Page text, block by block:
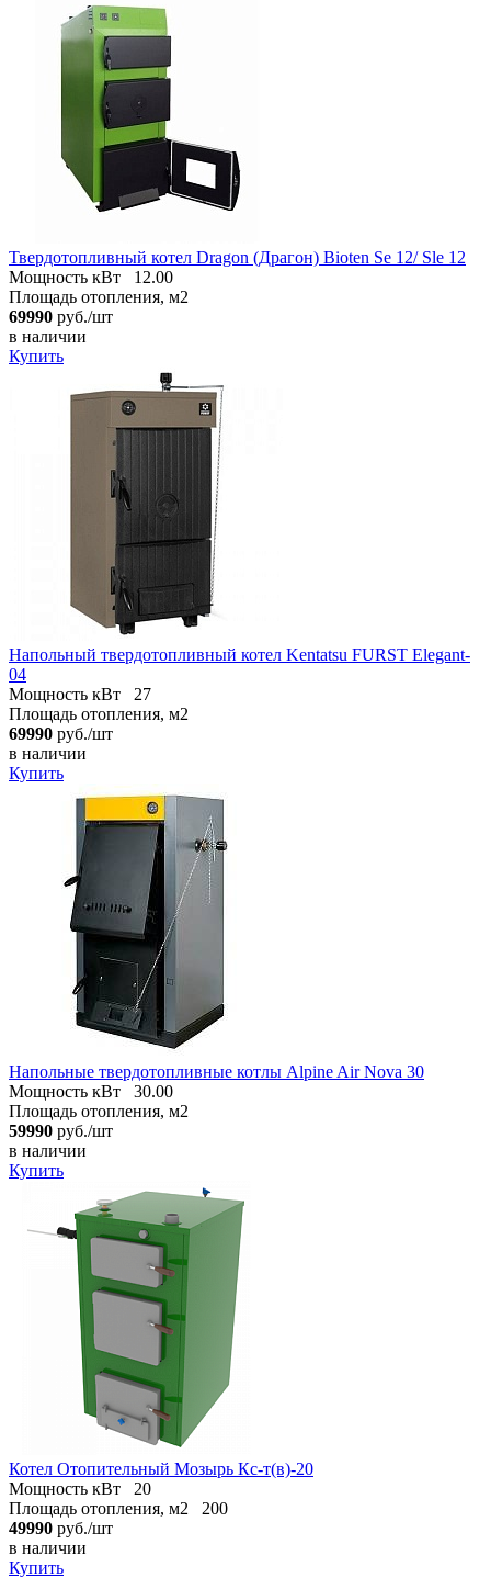
Твердотопливный котел Dragon (Драгон) Bioten Se 12/ Sle 12
Мощность кВт
12.00
Площадь отопления, м2
69990 руб./шт
в наличии
Купить
Напольный твердотопливный котел Kentatsu FURST Elegant-
04
Мощность кВт
27
Площадь отопления, м2
69990 руб./шт
в наличии
Купить
Напольные твердотопливные котлы Alpine Air Nova 30
Мощность кВт
30.00
Площадь отопления, м2
59990 руб./шт
в наличии
Купить
Котел Отопительный Мозырь Кс-т(в)-20
Мощность кВт
20
Площадь отопления, м2
200
49990 руб./шт
в наличии
Купить